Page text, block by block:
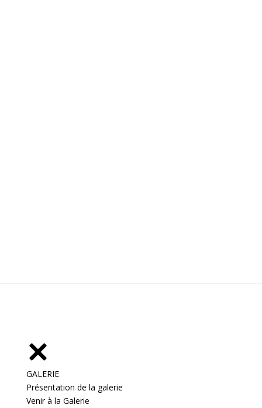
GALERIE
Présentation de la galerie
Venir à la Galerie